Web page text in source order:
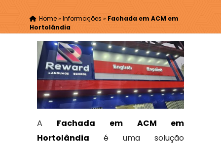
Home» Informações » Fachada em ACM em
Hortolândia
A Fachada em ACM em
Hortolândia é uma solução